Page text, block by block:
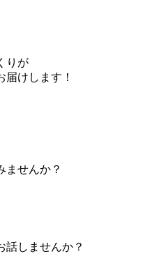
りが
届けします！
ませんか？
話しませんか？